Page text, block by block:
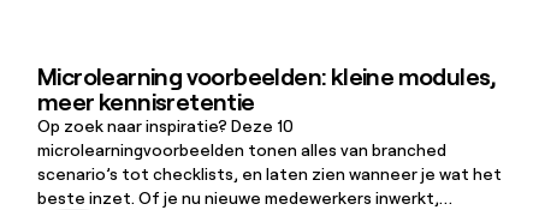
Microlearning voorbeelden: kleine modules,
meer kennisretentie
Op zoek naar inspiratie? Deze 10
microlearningvoorbeelden tonen alles van branched
scenario’s tot checklists, en laten zien wanneer je wat het
beste inzet. Of je nu nieuwe medewerkers inwerkt,
Microlearning voorbeelden: kleine modules, meer kennisretentie